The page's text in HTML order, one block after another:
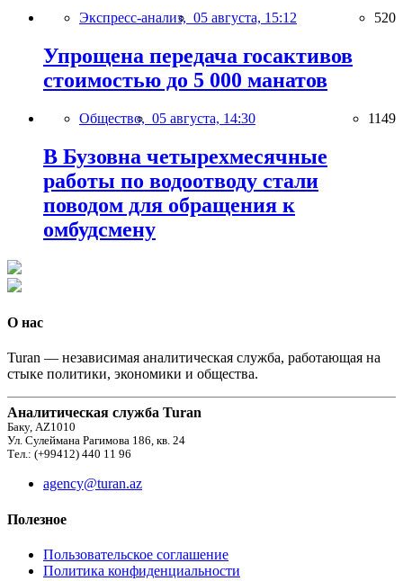
Экспресс-анализ, 05 августа, 15:12 520
Упрощена передача госактивов
стоимостью до 5 000 манатов
Общество, 05 августа, 14:30 1149
В Бузовна четырехмесячные
работы по водоотводу стали
поводом для обращения к
омбудсмену
О нас
Turan — независимая аналитическая служба, работающая на
стыке политики, экономики и общества.
Аналитическая служба Turan
Баку, AZ1010
Ул. Сулеймана Рагимова 186, кв. 24
Тел.: (+99412) 440 11 96
agency@turan.az
Полезное
Пользовательское соглашение
Политика конфиденциальности